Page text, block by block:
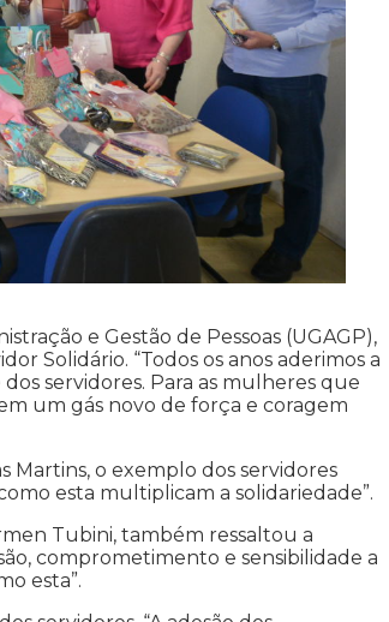
e Gestão de Pessoas (UGAGP),
Solidário. “Todos os anos aderimos a
servidores. Para as mulheres que
um gás novo de força e coragem
Martins, o exemplo dos servidores
esta multiplicam a solidariedade”.
Tubini, também ressaltou a
comprometimento e sensibilidade a
esta”.